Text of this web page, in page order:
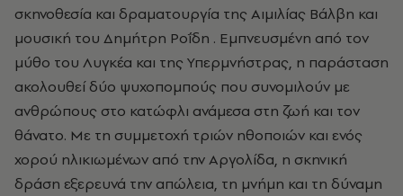
σκηνοθεσία και δραματουργία της Αιμιλίας Βάλβη και
μουσική του Δημήτρη Ροΐδη . Εμπνευσμένη από τον
μύθο του Λυγκέα και της Υπερμνήστρας, η παράσταση
ακολουθεί δύο ψυχοπομπούς που συνομιλούν με
ανθρώπους στο κατώφλι ανάμεσα στη ζωή και τον
θάνατο. Με τη συμμετοχή τριών ηθοποιών και ενός
χορού ηλικιωμένων από την Αργολίδα, η σκηνική
δράση εξερευνά την απώλεια, τη μνήμη και τη δύναμη